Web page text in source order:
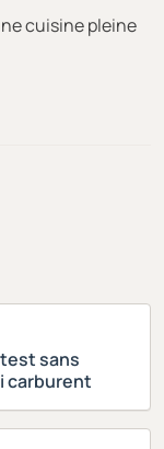
cuisine pleine
sans
carburent